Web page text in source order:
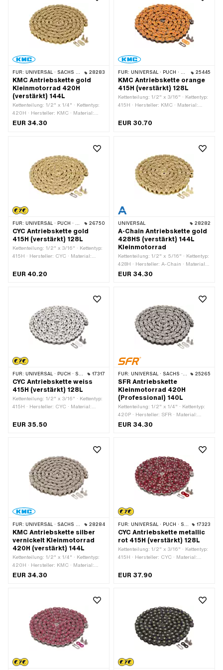
FÜR: UNIVERSAL · SACHS · KREIDLER 28283
KMC Antriebskette gold
Kleinmotorrad 420H
(verstärkt) 144L
Kettenteilung: 1/2" x 1/4" · Kettentyp:
420H · Hersteller: KMC · Material:
Stahl · Oberfläche: lackiert · Farbe:
Kettenschloss-Art: Federverschluss
EUR 34.30
FÜR: UNIVERSAL · PUCH · SACHS · PONY / CILO (BETA 521 & 512) · ZÜNDAPP BELMONDO · TOMOS · BYE BIKE 25445
KMC Antriebskette orange
415H (verstärkt) 128L
Kettenteilung: 1/2" x 3/16" · Kettentyp:
415H · Hersteller: KMC · Material:
orange · Anzahl Kettenglieder: 128 Stk.
EUR 30.70
FÜR: UNIVERSAL · PUCH · SACHS · PONY / CILO (BETA 521 & 512) · ZÜNDAPP BELMONDO · TOMOS · BYE BIKE 26750
CYC Antriebskette gold
415H (verstärkt) 128L
Kettenteilung: 1/2" x 3/16" · Kettentyp:
415H · Hersteller: CYC · Material:
gold · Anzahl Kettenglieder: 128 Stk. ·
EUR 40.20
UNIVERSAL 28282
A-Chain Antriebskette gold
428HS (verstärkt) 144L
Kleinmotorrad
Kettenteilung: 1/2" x 5/16" · Kettentyp:
428H · Hersteller: A-Chain · Material:
Stahl · Oberfläche: lackiert · Farbe:
Kettenschloss-Art: Federverschluss
EUR 34.30
FÜR: UNIVERSAL · PUCH · SACHS · PONY / CILO (BETA 521 & 512) · ZÜNDAPP BELMONDO · TOMOS · BYE BIKE 17317
CYC Antriebskette weiss
415H (verstärkt) 128L
Kettenteilung: 1/2" x 3/16" · Kettentyp:
415H · Hersteller: CYC · Material:
Kettenglieder: 128 Stk. · Abrollumfang:
EUR 35.50
FÜR: UNIVERSAL · SACHS · KREIDLER 25265
SFR Antriebskette
Kleinmotorrad 420H
(Professional) 140L
Kettenteilung: 1/2" x 1/4" · Kettentyp:
420P · Hersteller: SFR · Material:
Stahl · Oberfläche: lackiert · Farbe:
Kettenschloss-Art: Federverschluss
EUR 34.30
FÜR: UNIVERSAL · SACHS · KREIDLER 28284
KMC Antriebskette silber
vernickelt Kleinmotorrad
420H (verstärkt) 144L
Kettenteilung: 1/2" x 1/4" · Kettentyp:
420H · Hersteller: KMC · Material:
Stahl · Oberfläche: vernickelt · Farbe:
Kettenschloss-Art: Federverschluss
EUR 34.30
FÜR: UNIVERSAL · PUCH · SACHS · PONY / CILO (BETA 521 & 512) · ZÜNDAPP BELMONDO · TOMOS · BYE BIKE 17323
CYC Antriebskette metallic
rot 415H (verstärkt) 128L
Kettenteilung: 1/2" x 3/16" · Kettentyp:
415H · Hersteller: CYC · Material:
Kettenglieder: 128 Stk. · Abrollumfang:
EUR 37.90